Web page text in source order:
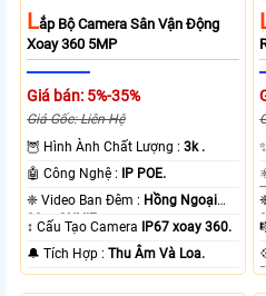
LẮp Bộ Camera Sân Vận Động
Xoay 360 5MP
Giá bán: 5%-35%
Giá Gốc: Liên Hệ
🦉 Hình Ành Chất Lượng :3k .
🤖️ Công Nghệ : IP POE.
❈ Video Ban Đêm : Hồng Ngoại
30m ONVIF.
↕️ Cấu Tạo Camera IP67 xoay 360.
️🔔 Tích Hợp :Thu Âm Và Loa.